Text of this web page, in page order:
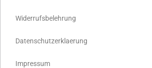
Widerrufsbelehrung
Datenschutzerklaerung
Impressum